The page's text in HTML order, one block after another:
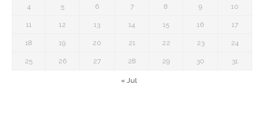
4 5 6 7 8 9 10
11 12 13 14 15 16 17
18 19 20 21 22 23 24
25 26 27 28 29 30 31
« Jul